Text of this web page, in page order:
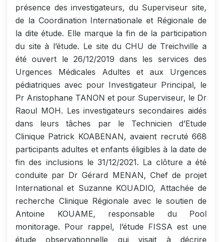
présence des investigateurs, du Superviseur site,
de la Coordination Internationale et Régionale de
la dite étude. Elle marque la fin de la participation
du site à l’étude. Le site du CHU de Treichville a
été ouvert le 26/12/2019 dans les services des
Urgences Médicales Adultes et aux Urgences
pédiatriques avec pour Investigateur Principal, le
Pr Aristophane TANON et pour Superviseur, le Dr
Raoul MOH. Les investigateurs secondaires aidés
dans leurs tâches par le Technicien d’Etude
Clinique Patrick KOABENAN, avaient recruté 668
participants adultes et enfants éligibles à la date de
fin des inclusions le 31/12/2021. La clôture a été
conduite par Dr Gérard MENAN, Chef de projet
International et Suzanne KOUADIO, Attachée de
recherche Clinique Régionale avec le soutien de
Antoine KOUAME, responsable du Pool
monitorage. Pour rappel, l’étude FISSA est une
étude observationnelle qui visait à décrire